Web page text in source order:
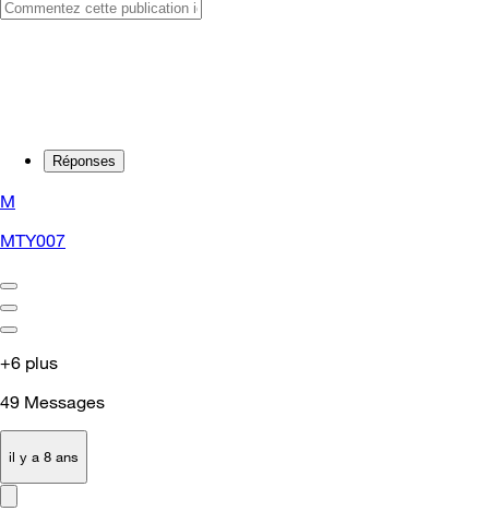
Réponses
M
MTY007
+6 plus
49 Messages
il y a 8 ans